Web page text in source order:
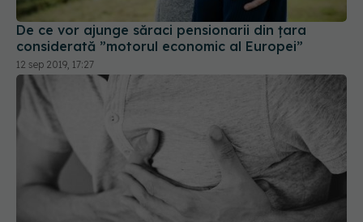
Durerea în piept: de unde vine. Motivele din
spatele acestui simptom